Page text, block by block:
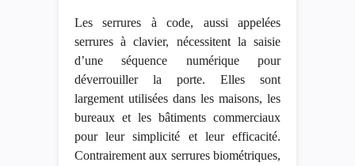
Les serrures à code, aussi appelées
serrures à clavier, nécessitent la saisie
d’une séquence numérique pour
déverrouiller la porte. Elles sont
largement utilisées dans les maisons, les
bureaux et les bâtiments commerciaux
pour leur simplicité et leur efficacité.
Contrairement aux serrures biométriques,